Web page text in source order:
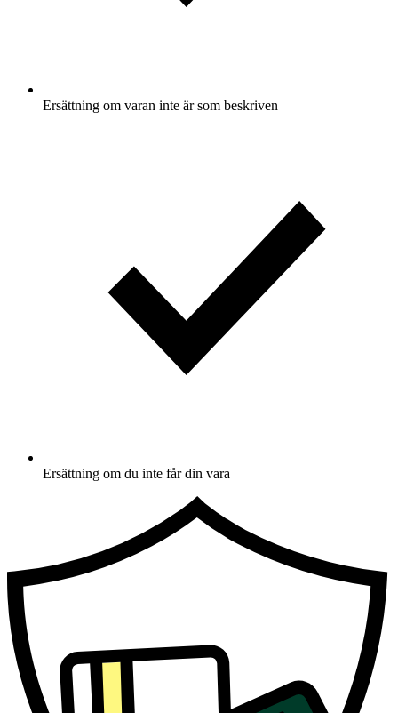
Ersättning om varan inte är som beskriven
Ersättning om du inte får din vara